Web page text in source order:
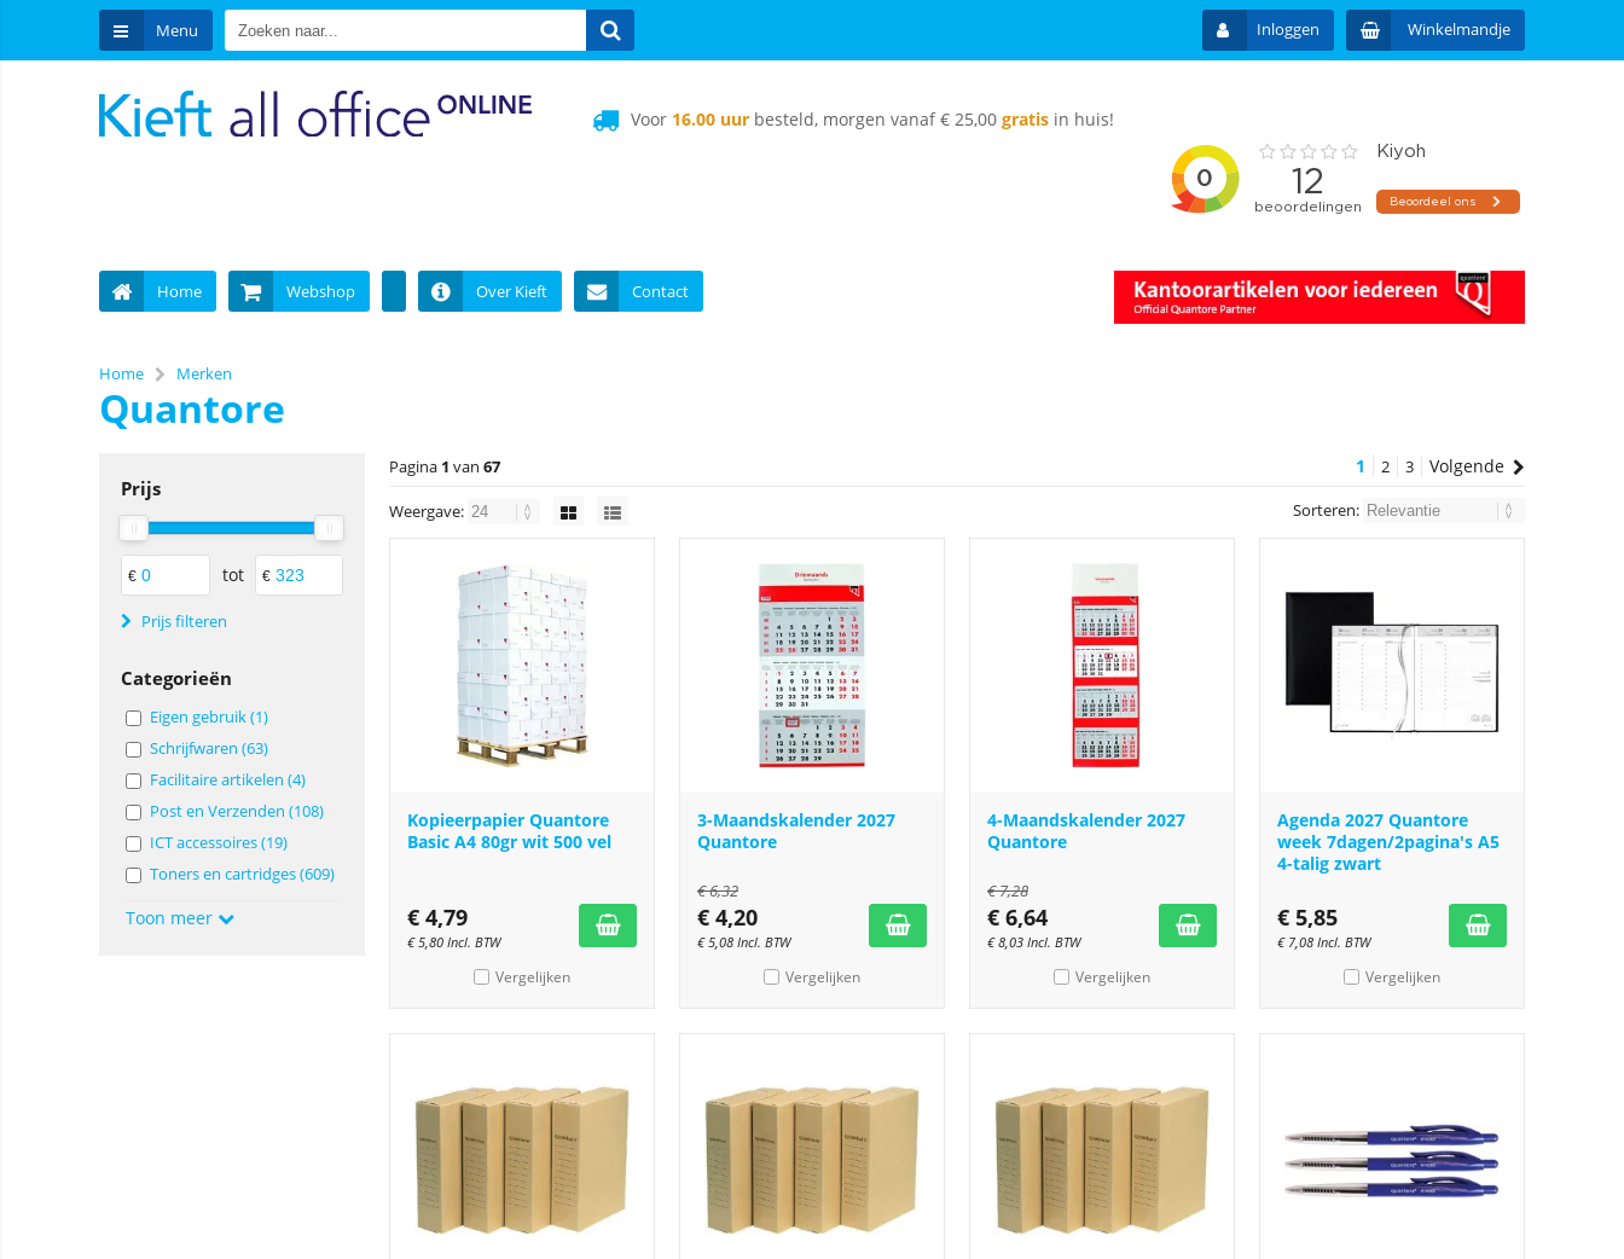
Menu Inloggen Winkelmandje
Voor 16.00 uur besteld, morgen vanaf € 25,00 gratis in huis!
Home Webshop Over Kieft Contact
Home Merken
Quantore
Prijs
€ tot €
Prijs filteren
Categorieën
Eigen gebruik (1)
Schrijfwaren (63)
Facilitaire artikelen (4)
Post en Verzenden (108)
ICT accessoires (19)
Toners en cartridges (609)
Toon meer
Pagina 1 van 67 1 2 3 Volgende
Weergave: Sorteren:
Kopieerpapier Quantore
Basic A4 80gr wit 500 vel
€ 4,79
€ 5,80 Incl. BTW
Vergelijken
3-Maandskalender 2027
Quantore
€6,32
€ 4,20
€ 5,08 Incl. BTW
Vergelijken
4-Maandskalender 2027
Quantore
€7,28
€ 6,64
€8,03 Incl. BTW
Vergelijken
Agenda 2027 Quantore
week 7dagen/2pagina's A5
4-talig zwart
€ 5,85
€ 7,08 Incl. BTW
Vergelijken